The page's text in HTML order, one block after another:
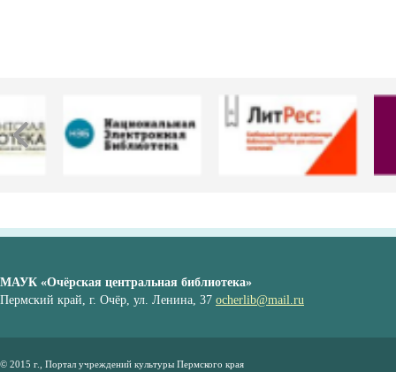
МАУК «Очёрская центральная библиотека»
Пермский край, г. Очёр, ул. Ленина, 37 ocherlib@mail.ru
© 2015 г., Портал учреждений культуры Пермского края